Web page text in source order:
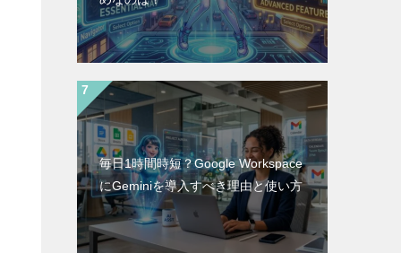
毎日1時間時短？Google Workspace
にGeminiを導入すべき理由と使い方